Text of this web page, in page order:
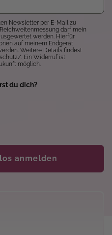
Newsletter per E-Mail zu
darf mein
werden. Hierfür
auf meinem Endgerät
Weitere Details findest
. Ein Widerruf ist
möglich.
du dich?
anmelden